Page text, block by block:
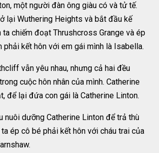
một người đàn ông giàu có và tử tế.
lại Wuthering Heights và bắt đầu kế
ta chiếm đoạt Thrushcross Grange và ép
phải kết hôn với em gái mình là Isabella.
vẫn yêu nhau, nhưng cả hai đều
cuộc hôn nhân của mình. Catherine
để lại đứa con gái là Catherine Linton.
nuôi dưỡng Catherine Linton để trả thù
ta ép cô bé phải kết hôn với cháu trai của